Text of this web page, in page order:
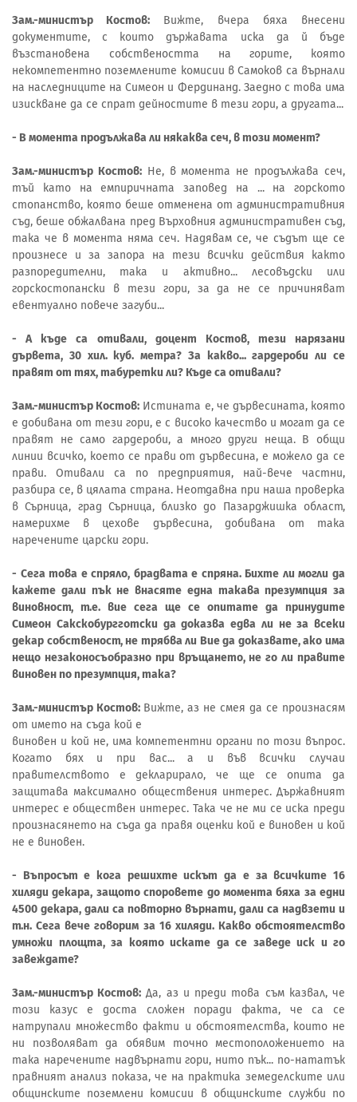
Зам.-министър Костов: Вижте, вчера бяха внесени
документите, с които държавата иска да й бъде
възстановена собствеността на горите, която
некомпетентно поземлените комисии в Самоков са върнали
на наследниците на Симеон и Фердинанд. Заедно с това има
изискване да се спрат дейностите в тези гори, а другата...
- В момента продължава ли някаква сеч, в този момент?
Зам.-министър Костов:Не, в момента не продължава сеч,
тъй като на емпиричната заповед на ... на горското
стопанство, която беше отменена от административния
съд, беше обжалвана пред Върховния административен съд,
така че в момента няма сеч. Надявам се, че съдът ще се
произнесе и за запора на тези всички действия както
разпоредителни, така и активно... лесовъдски или
горскостопански в тези гори, за да не се причиняват
евентуално повече загуби...
- А къде са отивали, доцент Костов, тези нарязани
дървета, 30 хил. куб. метра? За какво... гардероби ли се
правят от тях, табуретки ли? Къде са отивали?
Зам.-министър Костов: Истината е, че дървесината, която
е добивана от тези гори, е с високо качество и могат да се
правят не само гардероби, а много други неща. В общи
линии всичко, което се прави от дървесина, е можело да се
прави. Отивали са по предприятия, най-вече частни,
разбира се, в цялата страна. Неотдавна при наша проверка
в Сърница, град Сърница, близко до Пазарджишка област,
намерихме в цехове дървесина, добивана от така
наречените царски гори.
- Сега това е спряло, брадвата е спряна. Бихте ли могли да
кажете дали пък не внасяте една такава презумпция за
виновност, т.е. вие сега ще се опитате да принудите
Симеон Сакскобургготски да доказва едва ли не за всеки
декар собственост, не трябва ли Вие да доказвате, ако има
нещо незаконосъобразно при връщането, не го ли правите
виновен по презумпция, така?
Зам.-министър Костов: Вижте, аз не смея да се произнасям
от името на съда кой е
виновен и кой не, има компетентни органи по този въпрос.
Когато бях и при вас... а и във всички случаи
правителството е декларирало, че ще се опита да
защитава максимално обществения интерес. Държавният
интерес е обществен интерес. Така че не ми се иска преди
произнасянето на съда да правя оценки кой е виновен и кой
не е виновен.
- Въпросът е кога решихте искът да е за всичките 16
хиляди декара, защото споровете до момента бяха за едни
4500 декара, дали са повторно върнати, дали са надвзети и
т.н. Сега вече говорим за 16 хиляди. Какво обстоятелство
умножи площта, за която искате да се заведе иск и го
завеждате?
Зам.-министър Костов: Да, аз и преди това съм казвал, че
този казус е доста сложен поради факта, че са се
натрупали множество факти и обстоятелства, които не
ни позволяват да обявим точно местоположението на
така наречените надвърнати гори, нито пък... по-нататък
правният анализ показа, че на практика земеделските или
общинските поземлени комисии в общинските служби по